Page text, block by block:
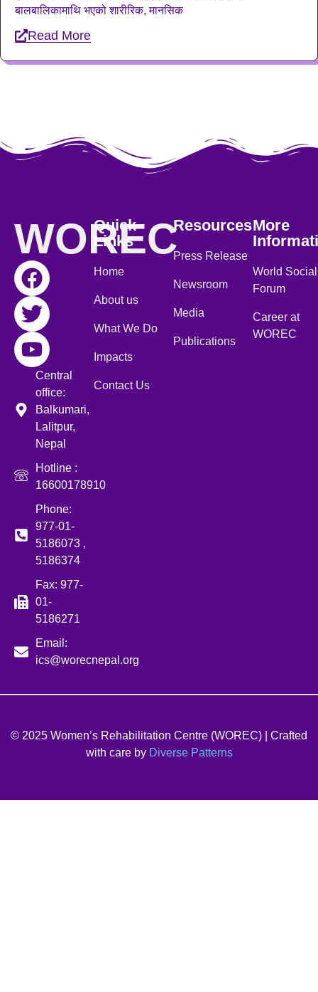
बालबालिकामाथि भएको शारीरिक, मानसिक
Read More
WOREC
Central
office:
Balkumari,
Lalitpur,
Nepal
Hotline :
16600178910
Phone:
977-01-
5186073 ,
5186374
Fax: 977-
01-
5186271
Email:
ics@worecnepal.org
Quick
Links
Home
About us
What We Do
Impacts
Contact Us
Resources
Press Release
Newsroom
Media
Publications
More
World Social
Forum
Career at
WOREC
© 2025 Women’s Rehabilitation Centre (WOREC) | Crafted
with care by Diverse Patterns